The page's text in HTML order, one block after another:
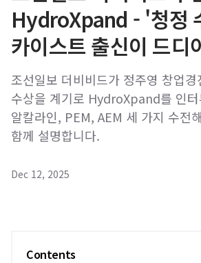
HydroXpand - '청정
카이스트 출신이 드디
조선일보 더비비드가 정주영 창업경
수상을 계기로 HydroXpand를 인
알칼라인, PEM, AEM 세 가지 수전
함께 설명합니다.
Dec 12, 2025
Contents